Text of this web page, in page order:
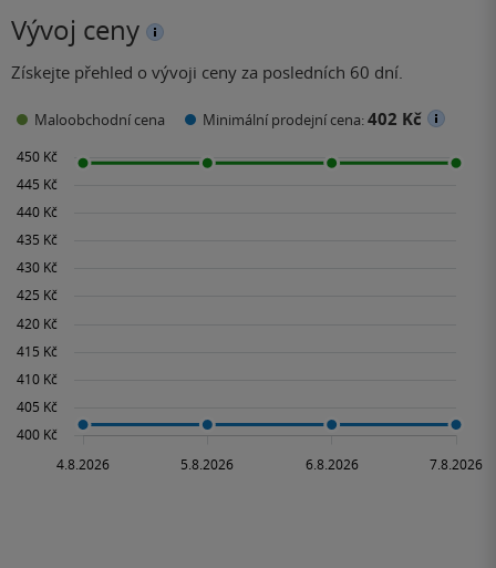
Vývoj ceny
Získejte přehled o vývoji ceny za posledních 60 dní.
Maloobchodní cena Minimální prodejní cena:402 Kč